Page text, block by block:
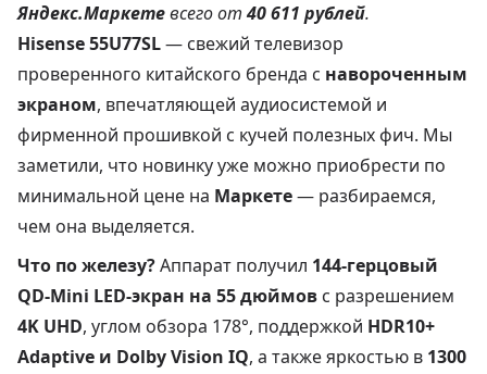
Яндекс.Маркетевсего от 40 611 рублей.
Hisense 55U77SL— свежий телевизор
проверенного китайского бренда с навороченным
экраном, впечатляющей аудиосистемой и
фирменной прошивкой с кучей полезных фич. Мы
заметили, что новинку уже можно приобрести по
минимальной цене на Маркете— разбираемся,
чем она выделяется.
Что по железу?Аппарат получил 144-герцовый
QD-Mini LED-экран на 55 дюймов с разрешением
4K UHD, углом обзора 178°, поддержкой HDR10+
Adaptive и Dolby Vision IQ, а также яркостью в 1300